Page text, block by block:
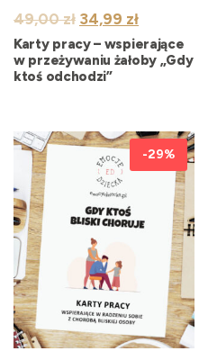
49,00zł Pierwotna
cena
wynosiła:
49,00 zł.
34,99 złAktualna
cena
wynosi:
Karty pracy – wspierające
w przeżywaniu żałoby „Gdy
ktoś odchodzi”
-29%